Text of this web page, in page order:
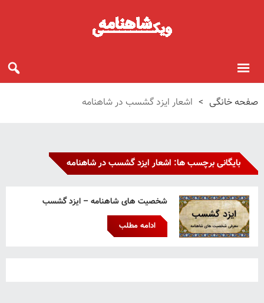
صفحه خانگی > اشعار ایزد گشسب در شاهنامه
بایگانی برچسب ها: اشعار ایزد گشسب در شاهنامه
شخصیت های شاهنامه – ایزد گشسب
ادامه مطلب